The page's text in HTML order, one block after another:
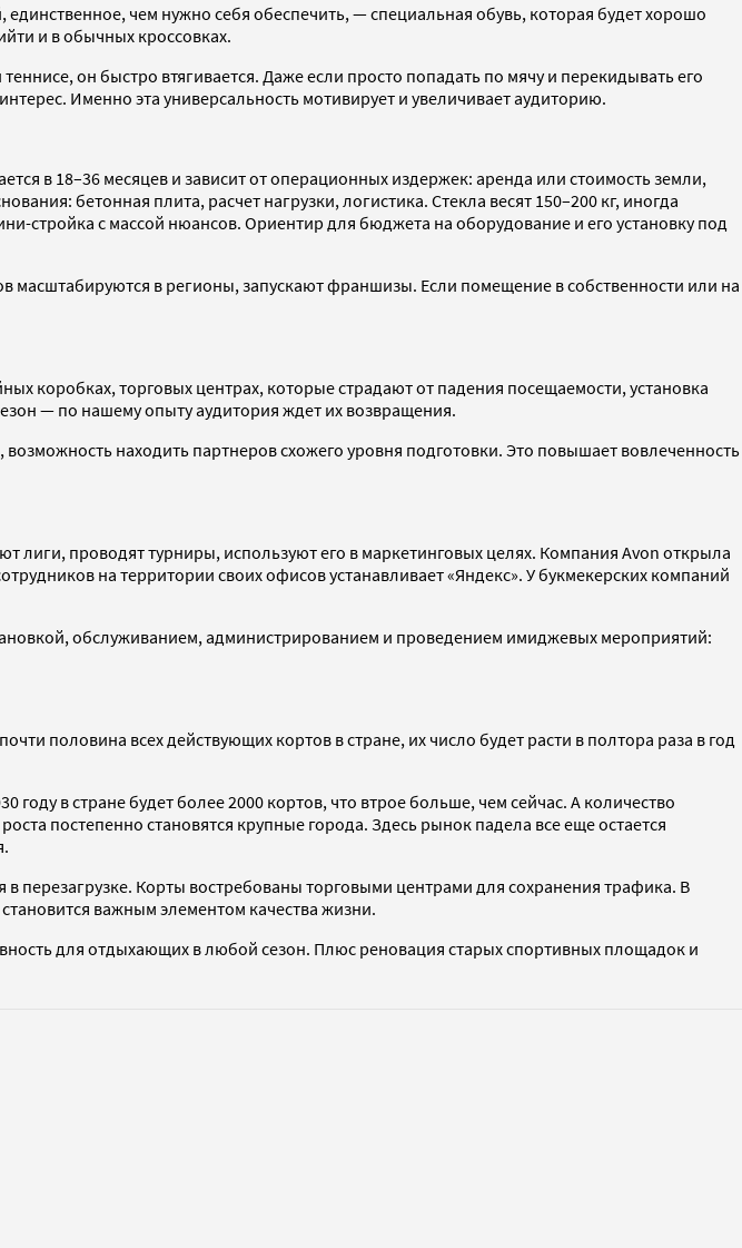
чем нужно себя обеспечить, — специальная обувь, которая будет хорошо
и в обычных кроссовках.
он быстро втягивается. Даже если просто попадать по мячу и перекидывать его
Именно эта универсальность мотивирует и увеличивает аудиторию.
в 18–36 месяцев и зависит от операционных издержек: аренда или стоимость земли,
бетонная плита, расчет нагрузки, логистика. Стекла весят 150–200 кг, иногда
стройка с массой нюансов. Ориентир для бюджета на оборудование и его установку под
масштабируются в регионы, запускают франшизы. Если помещение в собственности или на
коробках, торговых центрах, которые страдают от падения посещаемости, установка
— по нашему опыту аудитория ждет их возвращения.
находить партнеров схожего уровня подготовки. Это повышает вовлеченность
проводят турниры, используют его в маркетинговых целях. Компания Avon открыла
на территории своих офисов устанавливает «Яндекс». У букмекерских компаний
обслуживанием, администрированием и проведением имиджевых мероприятий:
половина всех действующих кортов в стране, их число будет расти в полтора раза в год
в стране будет более 2000 кортов, что втрое больше, чем сейчас. А количество
постепенно становятся крупные города. Здесь рынок падела все еще остается
перезагрузке. Корты востребованы торговыми центрами для сохранения трафика. В
важным элементом качества жизни.
для отдыхающих в любой сезон. Плюс реновация старых спортивных площадок и